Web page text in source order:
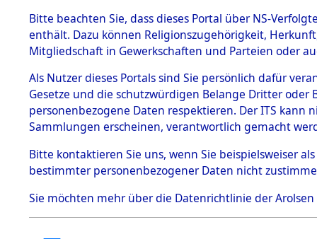
BESTÄNDE
1.
mente
5. Verschiedenes
5.3
Todesmärsche
5.3.1 Alliierte
Erhebungen
zu
Todesmärsch
en
5.3.2
Baden-
Buchen→
Bitte beachten Sie, dass dieses Portal über NS-
enthält. Dazu können Religionszugehörigkeit,
Mitgliedschaft in Gewerkschaften und Parteien oder
Als Nutzer dieses Portals sind Sie persönlich dafür
Gesetze und die schutzwürdigen Belange Dritter
personenbezogene Daten respektieren. Der ITS
Sammlungen erscheinen, verantwortlich gemacht
Bitte kontaktieren Sie uns, wenn Sie beispielsweiser
bestimmter personenbezogener Daten nicht
Sie möchten mehr über die Datenrichtlinie der Arolsen